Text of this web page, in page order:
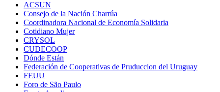
ACSUN
Consejo de la Nación Charrúa
Coordinadora Nacional de Economía Solidaria
Cotidiano Mujer
CRYSOL
CUDECOOP
Dónde Están
Federación de Cooperativas de Pruduccion del Uruguay
FEUU
Foro de São Paulo